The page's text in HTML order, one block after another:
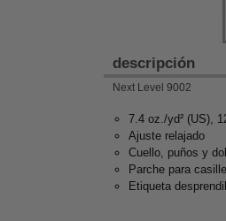
descripción
Next Level 9002
7.4 oz./yd² (US),
Ajuste relajado
Cuello, puños y
Parche para
Etiqueta